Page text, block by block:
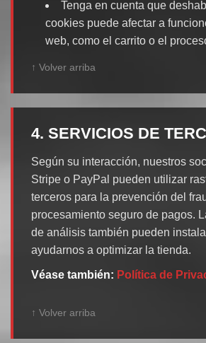
Tenga en cuenta que
cookies puede afectar a
web, como el carrito o el
↑ Volver arriba
4. SERVICIOS DE
Según su interacción, nuestros
Stripe o PayPal pueden utilizar
terceros para la prevención del
procesamiento seguro de pagos.
de análisis también pueden
ayudarnos a optimizar la tienda.
Véase también: Política de
↑ Volver arriba